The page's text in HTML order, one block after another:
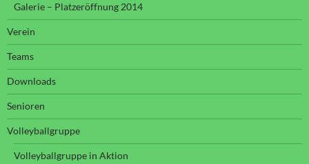
Galerie – Platzeröffnung 2014
Verein
Teams
Downloads
Senioren
Volleyballgruppe
Volleyballgruppe in Aktion